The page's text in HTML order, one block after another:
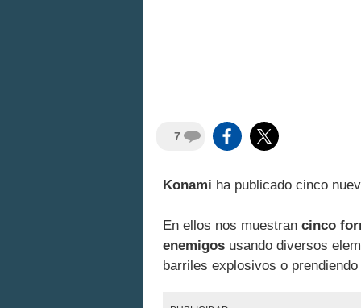
7
Konami ha publicado cinco
En ellos nos muestran cinco
enemigos usando diversos
barriles explosivos o